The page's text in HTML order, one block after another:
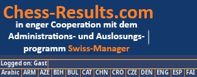
Logged on: Gast
Arabic ARM AZE BIH BUL CAT CHN CRO CZE DEN ENG ESP FAI